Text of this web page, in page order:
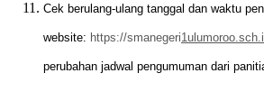
Cek berulang-ulang tanggal dan waktu
website: https://smanegeri
perubahan jadwal pengumuman dari